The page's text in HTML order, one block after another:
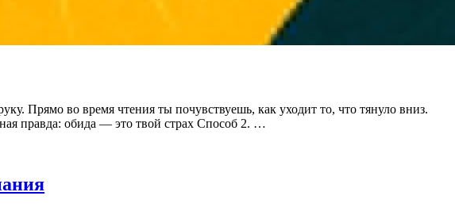
Прямо во время чтения ты почувствуешь, как уходит то, что тянуло вниз.
правда: обида — это твой страх Способ 2. …